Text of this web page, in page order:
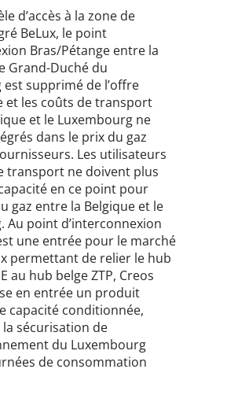
d’accès à la zone de
BeLux, le point
Bras/Pétange entre la
Grand-Duché du
supprimé de l’offre
et les coûts de transport
et le Luxembourg ne
dans le prix du gaz
Les utilisateurs
transport ne doivent plus
en ce point pour
gaz entre la Belgique et le
Au point d’interconnexion
une entrée pour le marché
permettant de relier le hub
au hub belge ZTP, Creos
en entrée un produit
capacité conditionnée,
la sécurisation de
du Luxembourg
de consommation